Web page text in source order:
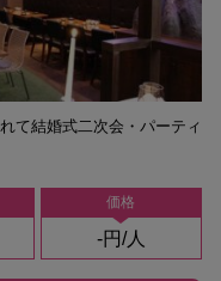
価格
-円/人
て結婚式二次会・パーティ